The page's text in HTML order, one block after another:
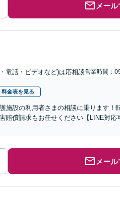
メー
電話・ビデオなど)は応相談営業時間：
料金表を見る
施設の利用者さまの相談に乗ります
賠償請求もお任せください【LINE対
メー